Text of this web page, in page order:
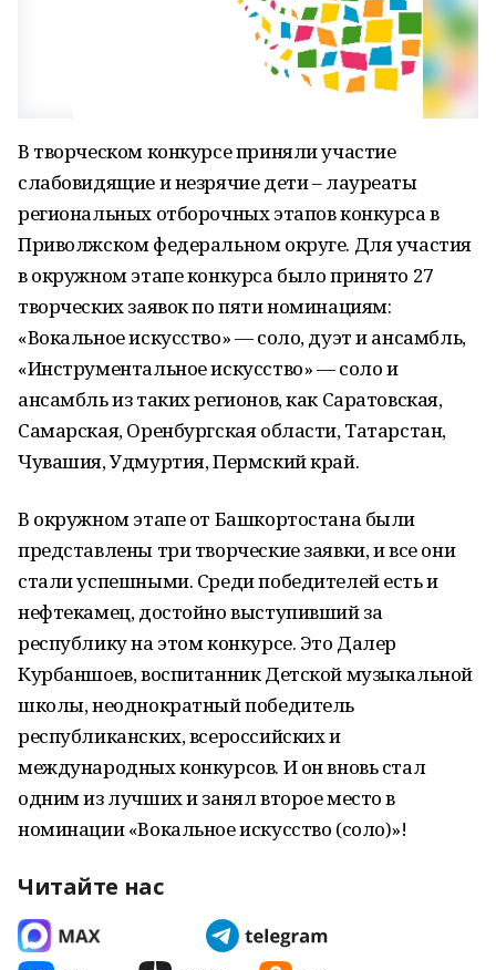
В творческом конкурсе приняли участие
слабовидящие и незрячие дети – лауреаты
региональных отборочных этапов конкурса в
Приволжском федеральном округе. Для участия
в окружном этапе конкурса было принято 27
творческих заявок по пяти номинациям:
«Вокальное искусство» — соло, дуэт и ансамбль,
«Инструментальное искусство» — соло и
ансамбль из таких регионов, как Саратовская,
Самарская, Оренбургская области, Татарстан,
Чувашия, Удмуртия, Пермский край.
В окружном этапе от Башкортостана были
представлены три творческие заявки, и все они
стали успешными. Среди победителей есть и
нефтекамец, достойно выступивший за
республику на этом конкурсе. Это Далер
Курбаншоев, воспитанник Детской музыкальной
школы, неоднократный победитель
республиканских, всероссийских и
международных конкурсов. И он вновь стал
одним из лучших и занял второе место в
номинации «Вокальное искусство (соло)»!
Читайте нас